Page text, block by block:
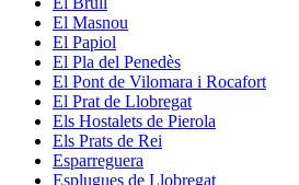
El Masnou
El Papiol
El Pla del Penedès
El Pont de Vilomara i Rocafort
El Prat de Llobregat
Els Hostalets de Pierola
Els Prats de Rei
Esparreguera
Esplugues de Llobregat